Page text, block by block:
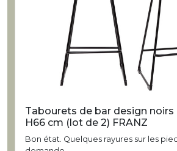
Tabourets de bar design
H66 cm (lot de 2) FRANZ
Bon état. Quelques rayures sur les